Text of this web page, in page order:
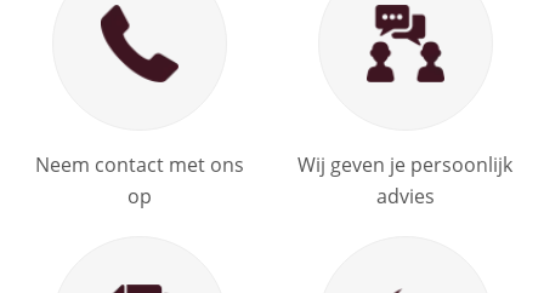
Neem contact met ons
op
Wij geven je persoonlijk
advies